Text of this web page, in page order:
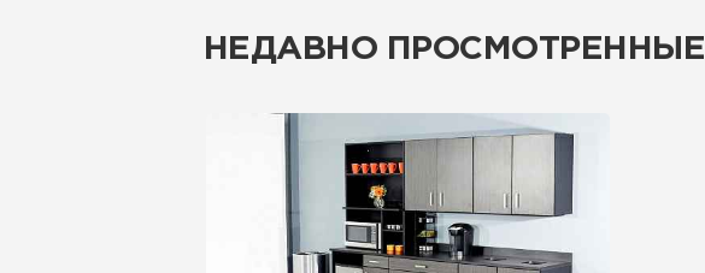
НЕДАВНО ПРОСМОТРЕННЫЕ